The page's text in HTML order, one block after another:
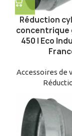
Réduction
concentrique
450 | Eco
Accessoires de